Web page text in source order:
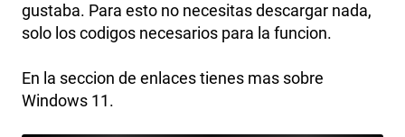
gustaba. Para esto no necesitas descargar nada,
solo los codigos necesarios para la funcion.
En la seccion de enlaces tienes mas sobre
Windows 11.